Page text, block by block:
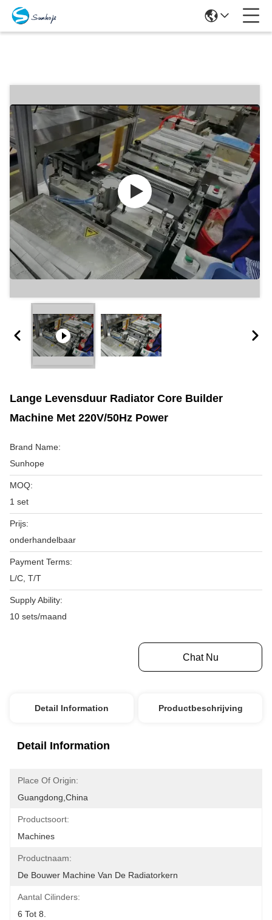
Lange Levensduur Radiator Core Builder
Machine Met 220V/50Hz Power
Brand Name:
Sunhope
MOQ:
1 set
Prijs:
onderhandelbaar
Payment Terms:
L/C, T/T
Supply Ability:
10 sets/maand
Chat Nu
Detail Information Productbeschrijving
Detail Information
Place Of Origin:
Guangdong,China
Productsoort:
Machines
Productnaam:
De Bouwer Machine Van De Radiatorkern
Aantal Cilinders:
6 Tot 8.